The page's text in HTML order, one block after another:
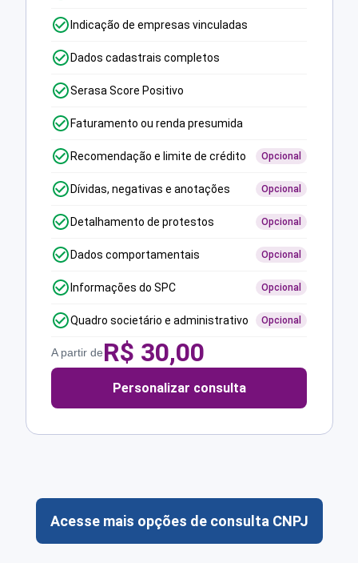
Indicação de empresas vinculadas
Dados cadastrais completos
Serasa Score Positivo
Faturamento ou renda presumida
Recomendação e limite de crédito Opcional
Dívidas, negativas e anotações Opcional
Detalhamento de protestos Opcional
Dados comportamentais Opcional
Informações do SPC Opcional
Quadro societário e administrativo Opcional
A partir deR$ 30,00
Personalizar consulta
Acesse mais opções de consulta CNPJ